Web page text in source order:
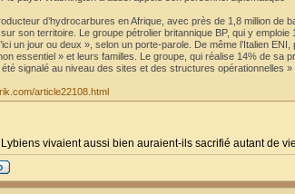
d’hydrocarbures en Afrique, avec près de 1,8 million de
son territoire. Le groupe pétrolier britannique BP, qui y
un jour ou deux », selon un porte-parole. De même l’Italien
essentiel » et leurs familles. Le groupe, qui réalise 14% de sa
été signalé au niveau des sites et des structures opérationnelles
article22108.html
vivaient aussi bien auraient-ils sacrifié autant de